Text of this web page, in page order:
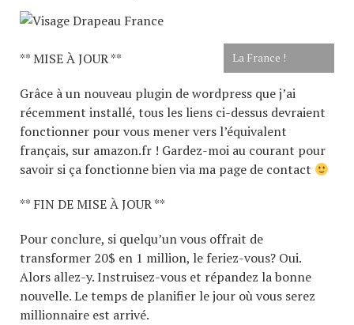
La France !
** MISE À JOUR **
Grâce à un nouveau plugin de wordpress que j’ai
récemment installé, tous les liens ci-dessus devraient
fonctionner pour vous mener vers l’équivalent
français, sur amazon.fr ! Gardez-moi au courant pour
savoir si ça fonctionne bien via ma page de contact
** FIN DE MISE À JOUR **
Pour conclure, si quelqu’un vous offrait de
transformer 20$ en 1 million, le feriez-vous? Oui.
Alors allez-y. Instruisez-vous et répandez la bonne
nouvelle. Le temps de planifier le jour où vous serez
millionnaire est arrivé.